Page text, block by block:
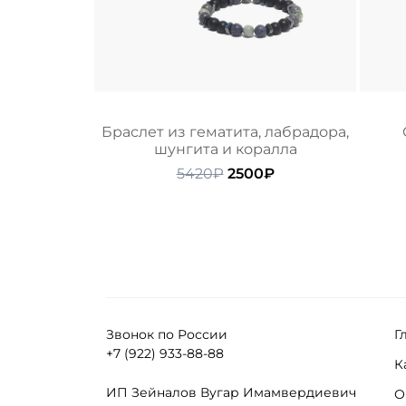
Браслет из гематита, лабрадора,
шунгита и коралла
5420₽ Первоначальная
2500₽Текущая
Звонок по России
+7 (922) 933-88-88
ИП Зейналов Вугар Имамвердиевич